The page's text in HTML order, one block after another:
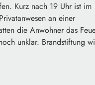
Kurz nach 19 Uhr ist im
an einer
die Anwohner das
unklar. Brandstiftung